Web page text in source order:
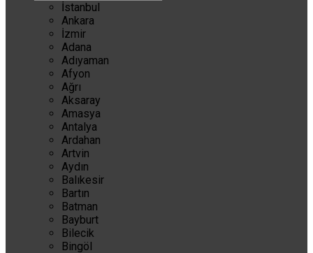
İstanbul
Ankara
İzmir
Adana
Adıyaman
Afyon
Ağrı
Aksaray
Amasya
Antalya
Ardahan
Artvin
Aydın
Balıkesir
Bartın
Batman
Bayburt
Bilecik
Bingöl